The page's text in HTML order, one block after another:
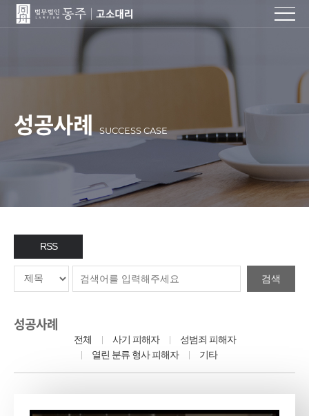
성공사례 SUCCESS CASE
RSS
검색
성공사례
전체 사기 피해자
성범죄 피해자
열린 분류 형사 피해자 기타